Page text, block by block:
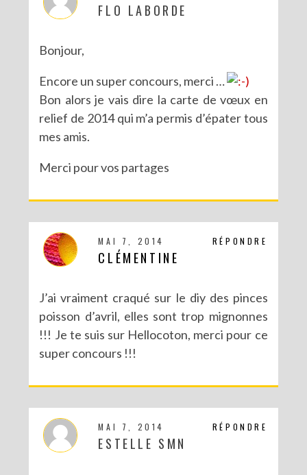
FLO LABORDE
Bonjour,
Encore un super concours, merci …
Bon alors je vais dire la carte de vœux en
relief de 2014 qui m’a permis d’épater tous
mes amis.
Merci pour vos partages
RÉPONDRE
MAI 7, 2014
CLÉMENTINE
J’ai vraiment craqué sur le diy des pinces
poisson d’avril, elles sont trop mignonnes
!!! Je te suis sur Hellocoton, merci pour ce
super concours !!!
RÉPONDRE
MAI 7, 2014
ESTELLE SMN